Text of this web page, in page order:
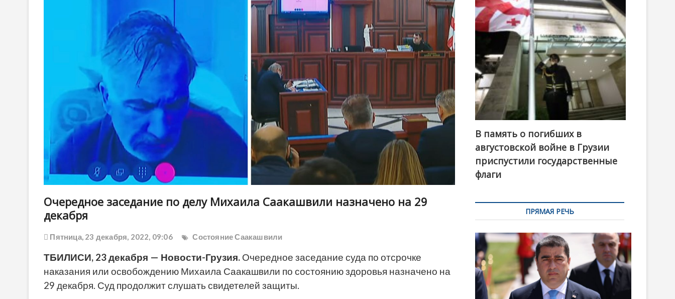
o
n
Очередное заседание по делу Михаила Саакашвили назначено на 29
декабря
Пятница, 23 декабря, 2022, 09:06 Состояние Саакашвили
ТБИЛИСИ, 23 декабря — Новости-Грузия. Очередное заседание суда по отсрочке
наказания или освобождению Михаила Саакашвили по состоянию здоровья назначено на
29 декабря. Суд продолжит слушать свидетелей защиты.
В память о погибших в
августовской войне в Грузии
приспустили государственные
флаги
ПРЯМАЯ РЕЧЬ